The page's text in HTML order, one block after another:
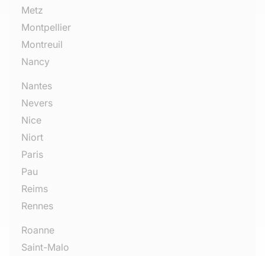
Metz
Montpellier
Montreuil
Nancy
Nantes
Nevers
Nice
Niort
Paris
Pau
Reims
Rennes
Roanne
Saint-Malo